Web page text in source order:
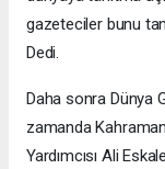
gazeteciler bunu
Dedi.
Daha sonra Dünya
zamanda
Yardımcısı Ali